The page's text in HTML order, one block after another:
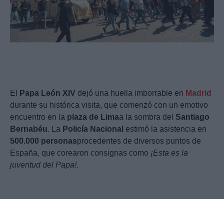
El Papa León XIV dejó una huella imborrable en Madrid
durante su histórica visita, que comenzó con un emotivo
encuentro en la plaza de Limaa la sombra del Santiago
Bernabéu. La Policía Nacional estimó la asistencia en
500.000 personasprocedentes de diversos puntos de
España, que corearon consignas como ¡Esta es la
juventud del Papa!.